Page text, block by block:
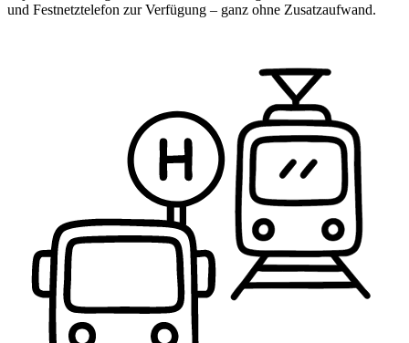
und Festnetztelefon zur Verfügung – ganz ohne Zusatzaufwand.